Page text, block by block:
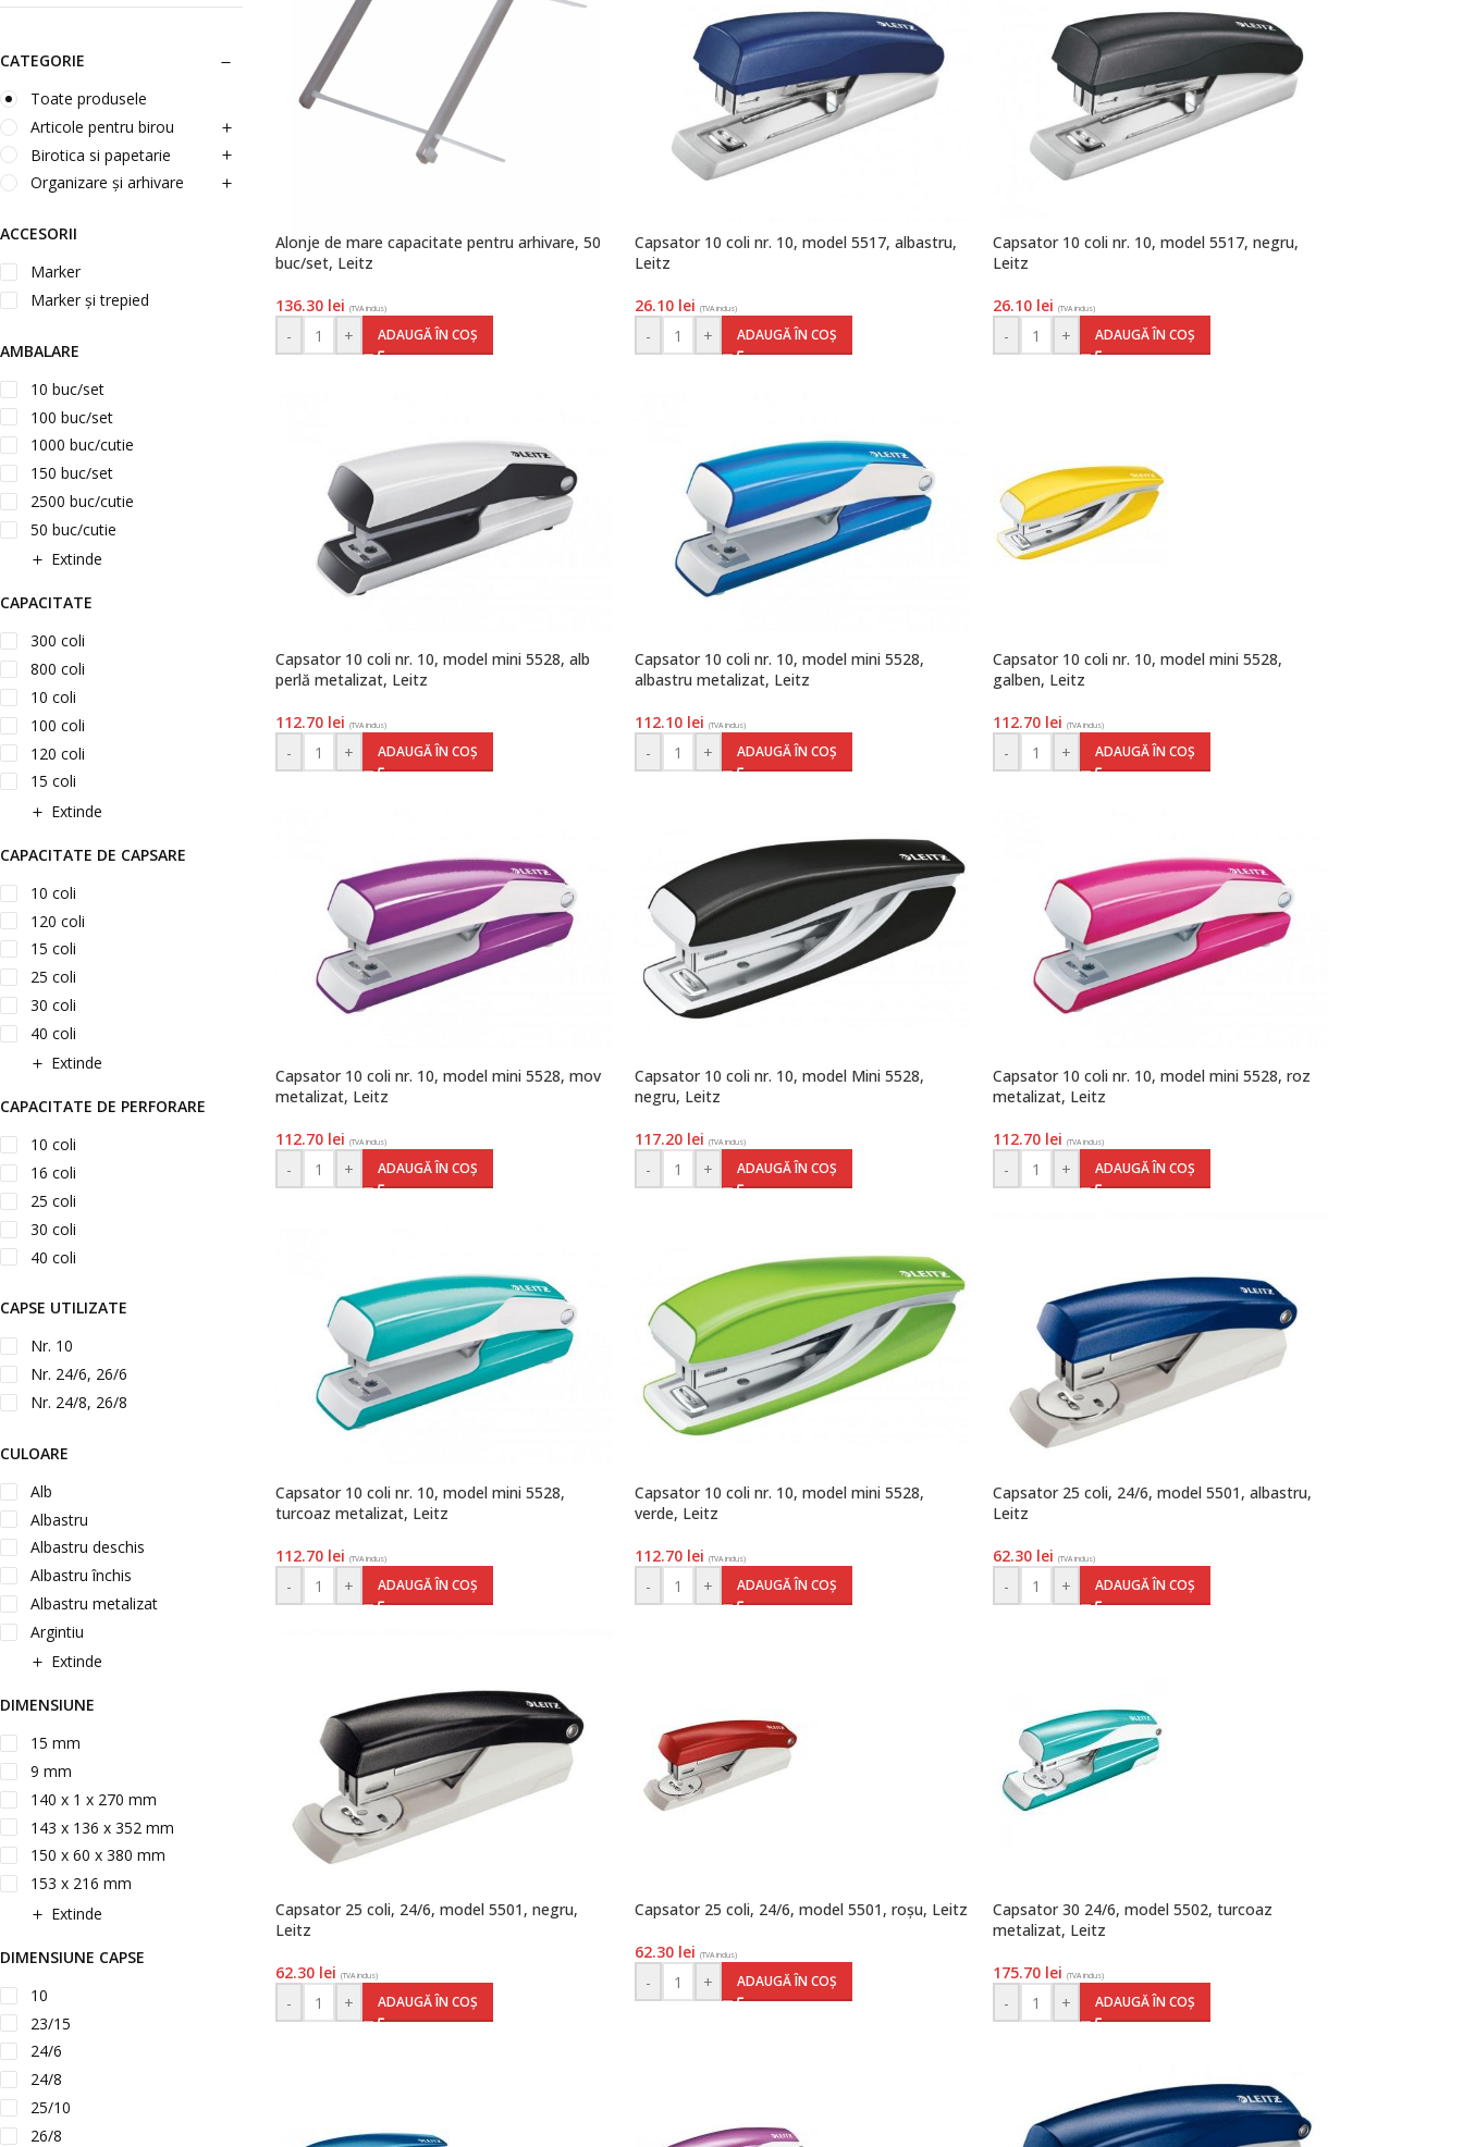
CATEGORIE
Toate produsele
Articole pentru birou
Birotica si papetarie
Organizare și arhivare
ACCESORII
Marker
Marker și trepied
AMBALARE
10 buc/set
100 buc/set
1000 buc/cutie
150 buc/set
2500 buc/cutie
50 buc/cutie
Extinde
CAPACITATE
300 coli
800 coli
10 coli
100 coli
120 coli
15 coli
Extinde
CAPACITATE DE CAPSARE
10 coli
120 coli
15 coli
25 coli
30 coli
40 coli
Extinde
CAPACITATE DE PERFORARE
10 coli
16 coli
25 coli
30 coli
40 coli
CAPSE UTILIZATE
Nr. 10
Nr. 24/6, 26/6
Nr. 24/8, 26/8
CULOARE
Alb
Albastru
Albastru deschis
Albastru închis
Albastru metalizat
Argintiu
Extinde
DIMENSIUNE
15 mm
9 mm
140 x 1 x 270 mm
143 x 136 x 352 mm
150 x 60 x 380 mm
153 x 216 mm
Extinde
DIMENSIUNE CAPSE
10
23/15
24/6
24/8
25/10
26/8
Alonje de mare capacitate pentru arhivare, 50
buc/set, Leitz
136.30 lei (TVA inclus)
- + ADAUGĂ ÎN COȘ
Capsator 10 coli nr. 10, model 5517, albastru,
Leitz
26.10 lei (TVA inclus)
- + ADAUGĂ ÎN COȘ
Capsator 10 coli nr. 10, model 5517, negru,
Leitz
26.10 lei (TVA inclus)
- + ADAUGĂ ÎN COȘ
Capsator 10 coli nr. 10, model mini 5528, alb
perlă metalizat, Leitz
112.70 lei (TVA inclus)
- + ADAUGĂ ÎN COȘ
Capsator 10 coli nr. 10, model mini 5528,
albastru metalizat, Leitz
112.10 lei (TVA inclus)
- + ADAUGĂ ÎN COȘ
Capsator 10 coli nr. 10, model mini 5528,
galben, Leitz
112.70 lei (TVA inclus)
- + ADAUGĂ ÎN COȘ
Capsator 10 coli nr. 10, model mini 5528, mov
metalizat, Leitz
112.70 lei (TVA inclus)
- + ADAUGĂ ÎN COȘ
Capsator 10 coli nr. 10, model Mini 5528,
negru, Leitz
117.20 lei (TVA inclus)
- + ADAUGĂ ÎN COȘ
Capsator 10 coli nr. 10, model mini 5528, roz
metalizat, Leitz
112.70 lei (TVA inclus)
- + ADAUGĂ ÎN COȘ
Capsator 10 coli nr. 10, model mini 5528,
turcoaz metalizat, Leitz
112.70 lei (TVA inclus)
- + ADAUGĂ ÎN COȘ
Capsator 10 coli nr. 10, model mini 5528,
verde, Leitz
112.70 lei (TVA inclus)
- + ADAUGĂ ÎN COȘ
Capsator 25 coli, 24/6, model 5501, albastru,
Leitz
62.30 lei (TVA inclus)
- + ADAUGĂ ÎN COȘ
Capsator 25 coli, 24/6, model 5501, negru,
Leitz
62.30 lei (TVA inclus)
- + ADAUGĂ ÎN COȘ
Capsator 25 coli, 24/6, model 5501, roșu, Leitz
62.30 lei (TVA inclus)
- + ADAUGĂ ÎN COȘ
Capsator 30 24/6, model 5502, turcoaz
metalizat, Leitz
175.70 lei (TVA inclus)
- + ADAUGĂ ÎN COȘ